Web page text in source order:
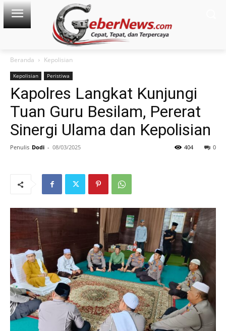
Beranda Kepolisian
Kepolisian Peristiwa
Kapolres Langkat Kunjungi
Tuan Guru Besilam, Pererat
Sinergi Ulama dan Kepolisian
Penulis Dodi - 08/03/2025 0
404